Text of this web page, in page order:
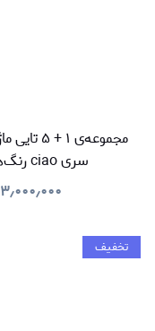
سری ciao رنگ‌های چهره ۲
۳٫۰۰۰٫۰۰۰
تخفیف